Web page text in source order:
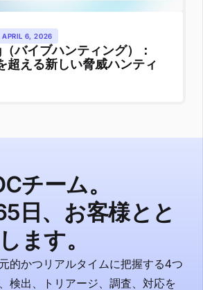
APRIL 6, 2026
バイブハンティング）：
超える新しい脅威ハンティ
チーム。
日、お客様とと
ます。
的かつリアルタイムに把握する4つ
検出、トリアージ、調査、対応を